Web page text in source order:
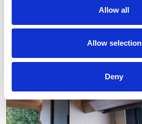
Allow all
Allow selection
Deny